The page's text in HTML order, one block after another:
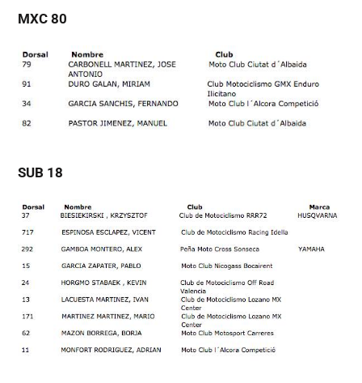
MXC 80
SUB 18